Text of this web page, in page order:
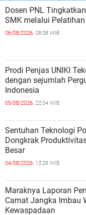
Dosen PNL
SMK melalui
06/08/2026, 08:08 WIB
Prodi Penjas UNIKI
dengan sejumlah
Indonesia
05/08/2026, 22:04 WIB
Sentuhan Teknologi
Dongkrak
Besar
04/08/2026, 13:28 WIB
Maraknya Laporan
Camat Jangka Imbau
Kewaspadaan